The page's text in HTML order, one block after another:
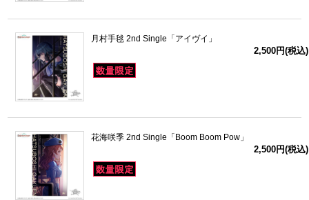
月村手毬 2nd Single「アイヴイ」
2,500円(税込)
花海咲季 2nd Single「Boom Boom Pow」
2,500円(税込)